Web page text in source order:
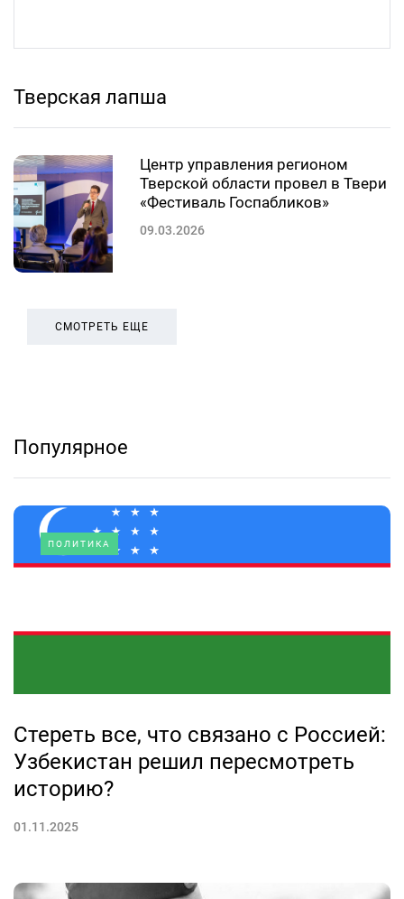
Тверская лапша
Центр управления регионом
Тверской области провел в Твери
«Фестиваль Госпабликов»
09.03.2026
СМОТРЕТЬ ЕЩЕ
Популярное
ПОЛИТИКА
Стереть все, что связано с Россией:
Узбекистан решил пересмотреть
историю?
01.11.2025